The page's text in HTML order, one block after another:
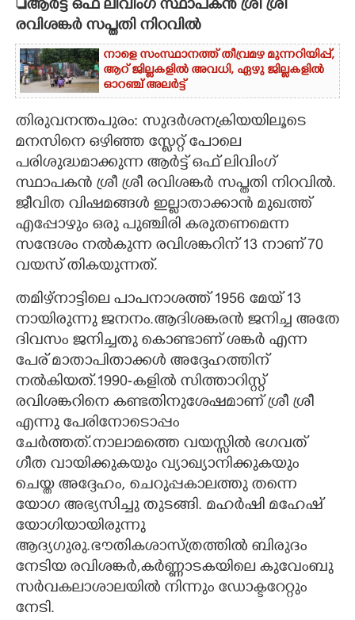
CARTOONS
LITERATURE
ZOOM
CONTACT US
ആർട്ട് ഒഫ് ലിവിംഗ് സ്ഥാപകൻ ശ്രീ ശ്രീ
രവിശങ്കർ സപ്തതി നിറവിൽ
നാളെ സംസ്ഥാനത്ത് തീവ്രമഴ മുന്നറിയിപ്പ്,​
ആറ് ജില്ലകളിൽ അവധി,​ ഏഴു ജില്ലകളിൽ
ഓറഞ്ച് അലർട്ട്
തിരുവനന്തപുരം: സുദർശനക്രിയയിലൂടെ
മനസിനെ ഒഴിഞ്ഞ സ്ലേറ്റ് പോലെ
പരിശുദ്ധമാക്കുന്ന ആർട്ട് ഒഫ് ലിവിംഗ്
സ്ഥാപകൻ ശ്രീ ശ്രീ രവിശങ്കർ സപ്തതി നിറവിൽ.
ജീവിത വിഷമങ്ങൾ ഇല്ലാതാക്കാൻ മുഖത്ത്
എപ്പോഴും ഒരു പുഞ്ചിരി കരുതണമെന്ന
സന്ദേശം നൽകുന്ന രവിശങ്കറിന് 13 നാണ് 70
വയസ് തികയുന്നത്.
തമിഴ്‍നാട്ടിലെ പാപനാശത്ത് 1956 മേയ് 13
നായിരുന്നു ജനനം.ആദിശങ്കരൻ ജനിച്ച അതേ
ദിവസം ജനിച്ചതു കൊണ്ടാണ്‌ ശങ്കർ എന്ന
പേര് മാതാപിതാക്കൾ അദ്ദേഹത്തിന്
നൽകിയത്.1990-കളിൽ സിത്താറിസ്റ്റ്
രവിശങ്കറിനെ കണ്ടതിനുശേഷമാണ് ശ്രീ ശ്രീ
എന്നു പേരിനോടൊപ്പം
ചേർത്തത്.നാലാമത്തെ വയസ്സിൽ ഭഗവത്
ഗീത വായിക്കുകയും വ്യാഖ്യാനിക്കുകയും
ചെയ്ത അദ്ദേഹം, ചെറുപ്പകാലത്തു തന്നെ
യോഗ അഭ്യസിച്ചു തുടങ്ങി. മഹർഷി മഹേഷ്
യോഗിയായിരുന്നു
ആദ്യഗുരു.ഭൗതികശാസ്ത്രത്തിൽ ബിരുദം
നേടിയ രവിശങ്കർ,കർണ്ണാടകയിലെ കുവേംബു
സർ‌വകലാശാലയിൽ നിന്നും ഡോക്ടറേറ്റും
നേടി.